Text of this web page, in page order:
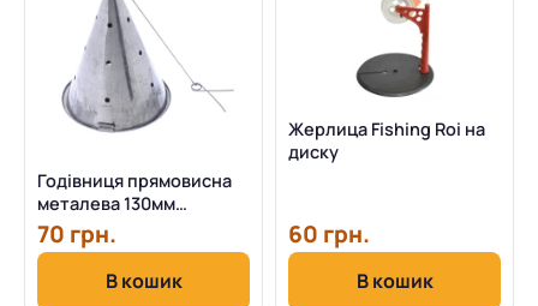
Годівниця прямовисна
металева 130мм
(велика)
70 грн.
В кошик
Жерлица Fishing Roi на
диску
60 грн.
В кошик